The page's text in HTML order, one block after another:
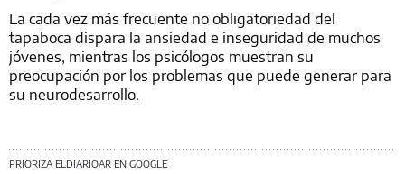
La cada vez más frecuente no obligatoriedad del
tapaboca dispara la ansiedad e inseguridad de muchos
jóvenes, mientras los psicólogos muestran su
preocupación por los problemas que puede generar para
su neurodesarrollo.
PRIORIZA ELDIARIOAR EN GOOGLE